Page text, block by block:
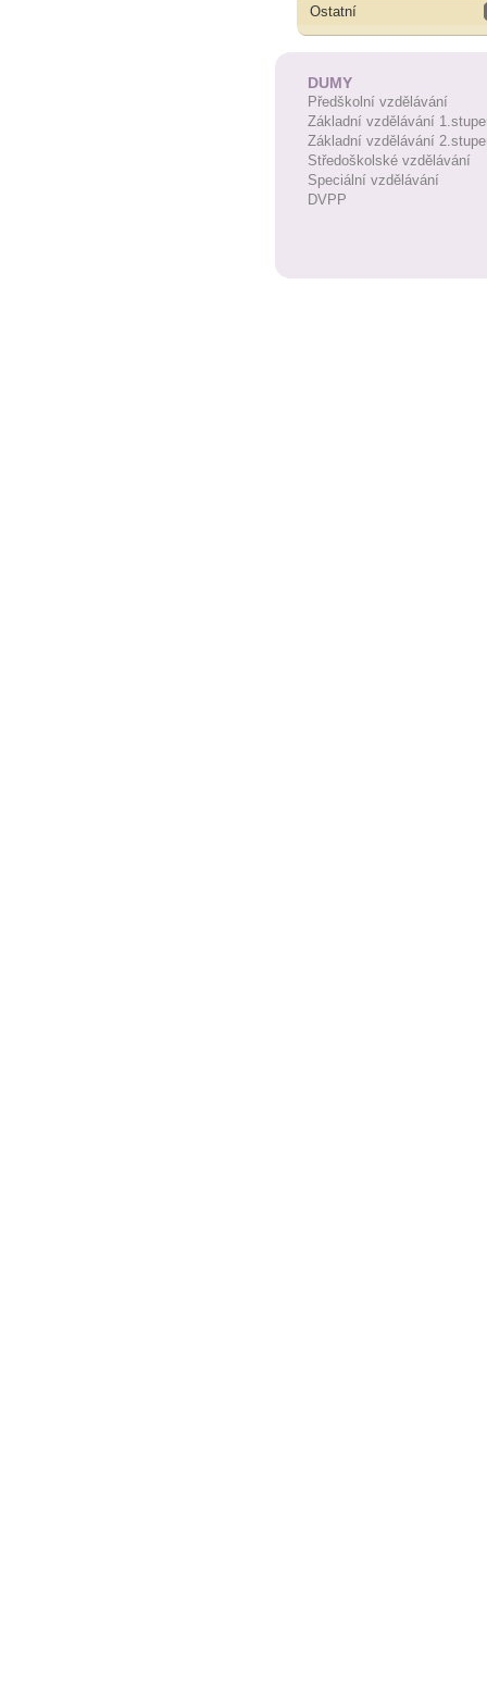
Ostatní
DUMY
Předškolní vzdělávání
Základní vzdělávání
Základní vzdělávání
Středoškolské vzdělávání
Speciální vzdělávání
DVPP